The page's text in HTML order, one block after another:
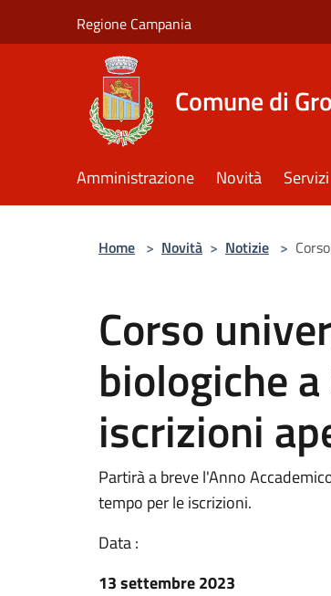
Regione Campania
Comune di
Amministrazione Novità Servizi
Home > Novità > Notizie >
Corso
biologiche
iscrizioni
Partirà a breve l'Anno
tempo per le iscrizioni.
Data :
13 settembre 2023